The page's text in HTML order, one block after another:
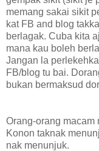
memang sakai sikit
kat FB and blog
berlagak. Cuba kita
mana kau boleh
Jangan la
FB/blog tu bai.
bukan bermaksud
Orang-orang macam
Konon taknak
nak menunjuk.